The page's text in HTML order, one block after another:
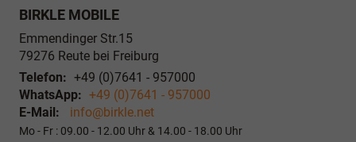
BIRKLE MOBILE
Emmendinger Str.15
79276 Reute bei Freiburg
Telefon: +49 (0)7641 - 957000
WhatsApp: +49 (0)7641 - 957000
E-Mail:
info@birkle.net
Mo - Fr : 09.00 - 12.00 Uhr & 14.00 - 18.00 Uhr